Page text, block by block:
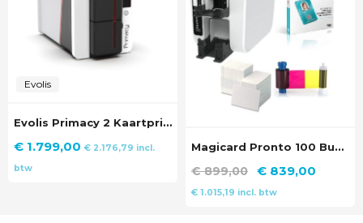
Evolis
Evolis Primacy 2 Kaartprinter Dubbelzijdig
€ 1.799,00 € 2.176,79 incl.
btw
Magicard Pronto 100 Bundel Start
€899,00
Oorspronkelijke
prijs
€ 839,00
€ 1.015,19 incl. btw